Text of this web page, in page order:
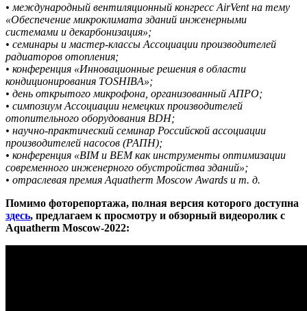
• международный вентиляционный конгресс AirVent на тему
«Обеспечение микроклимата зданий инженерными
системами и декарбонизация»;
• семинары и мастер-классы Ассоциации производителей
радиаторов отопления;
• конференция «Инновационные решения в области
кондиционирования TOSHIBA»;
• день открытого микрофона, организованный АПРО;
• симпозиум Ассоциации немецких производителей
отопительного оборудования BDH;
• научно-практический семинар Российской ассоциации
производителей насосов (РАПН);
• конференция «BIM и BЕM как инструменты оптимизации
современного инженерного обустройства зданий»;
• отраслевая премия Aquatherm Moscow Awards и т. д.
Помимо фоторепортажа, полная версия которого доступна
здесь, предлагаем к просмотру и обзорный видеоролик с
Aquatherm Moscow-2022: